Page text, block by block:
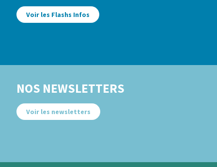
Voir les Flashs Infos
NOS NEWSLETTERS
Voir les newsletters